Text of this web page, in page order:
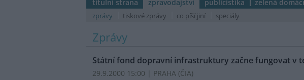
titulní strana zpravodajství publicistika zelená
zprávy tiskové zprávy co píší jiní speciály
Zprávy
Státní fond dopravní infrastruktury začne fungovat v
29.9.2000 15:00 | PRAHA (ČIA)